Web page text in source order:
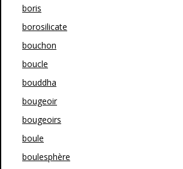
boris
borosilicate
bouchon
boucle
bouddha
bougeoir
bougeoirs
boule
boulesphère